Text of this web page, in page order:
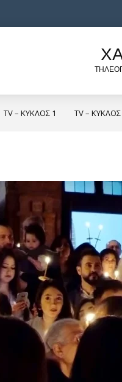
TV – ΚΥΚΛΟΣ 1 TV – ΚΥΚΛΟΣ